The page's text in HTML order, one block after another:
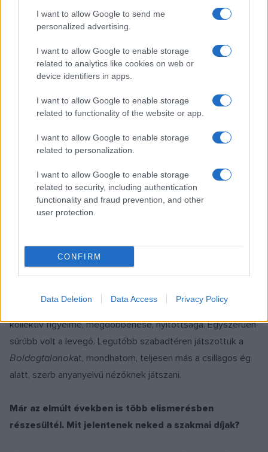
I want to allow Google to send me
personalized advertising.
I want to allow Google to enable storage
related to analytics like cookies on web or
device identifiers in apps.
I want to allow Google to enable storage
related to functionality of the website or app.
I want to allow Google to enable storage
related to personalization.
I want to allow Google to enable storage
related to security, including authentication
functionality and fraud prevention, and other
user protection.
CONFIRM
Data Deletion Data Access Privacy Policy
minden oka megvan a szenvedésre, haldoklik a gyereke,
olyan emberrel él együtt, aki nyíltan csalja, megalázza,
ember nem menne bele. De ő látja a helyzetét kívülről, nem
nyugszik bele, kész változtatni rajta. Hogy nem jó
A Figurában harminc-negyven ember el átssz
a darabot, de a turné során, például Kisvárdán ennél
háromszor több nézőelőtt szerepeltetek. Mennyiben
s olyankor a színpadon val ólétezés?
Tulajdonképpen te ugyanazt csinálod, hiszen van egyfajta
kottája a játéknak, de érzékelni lehet azokat az árnyalatnyi
különbségeket, amelyek csak és kizárólag arra az estére
kollektív figyelme, megdöbbenése, nyitottsága. Egyszerűen
sűrűbb volt a levegő. Legutóbb szabadtéren játszottuk a
Boldogtalanokat, mondhatom, teljesen más a csillagos ég
alatt, szerb anyanyelvű nézőknek játszani.
Már az elmúlt években is több elismerésben
részesültél. Mit jelentenek neked a szakmai díjak?